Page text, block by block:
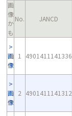
画
像
か
も
No. JANCD
画
像
1 4901411141336
画
像
2 4901411141312